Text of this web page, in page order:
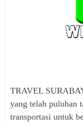
TRAVEL
yang telah puluhan
transportasi untuk